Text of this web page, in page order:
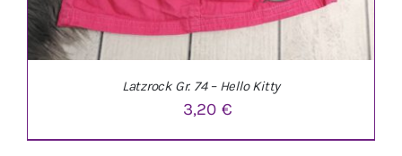
Latzrock Gr. 74 – Hello Kitty
3,20€